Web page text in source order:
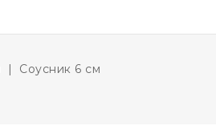
Соусник 6 см